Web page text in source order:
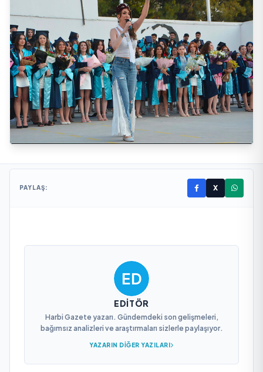
PAYLAŞ: X
EDITÖR
Harbi Gazete yazarı. Gündemdeki son gelişmeleri,
bağımsız analizleri ve araştırmaları sizlerle paylaşıyor.
YAZARIN DIĞER YAZILARI